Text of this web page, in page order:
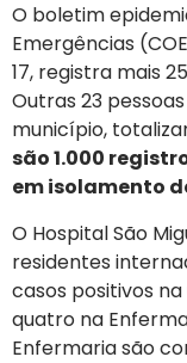
O boletim
Emergências
17, registra mais
Outras 23
município,
são 1.000
em isolamento
O Hospital São
residentes
casos positivos
quatro na
Enfermaria são